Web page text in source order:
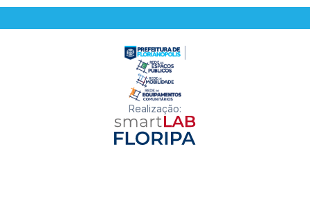
Realização: